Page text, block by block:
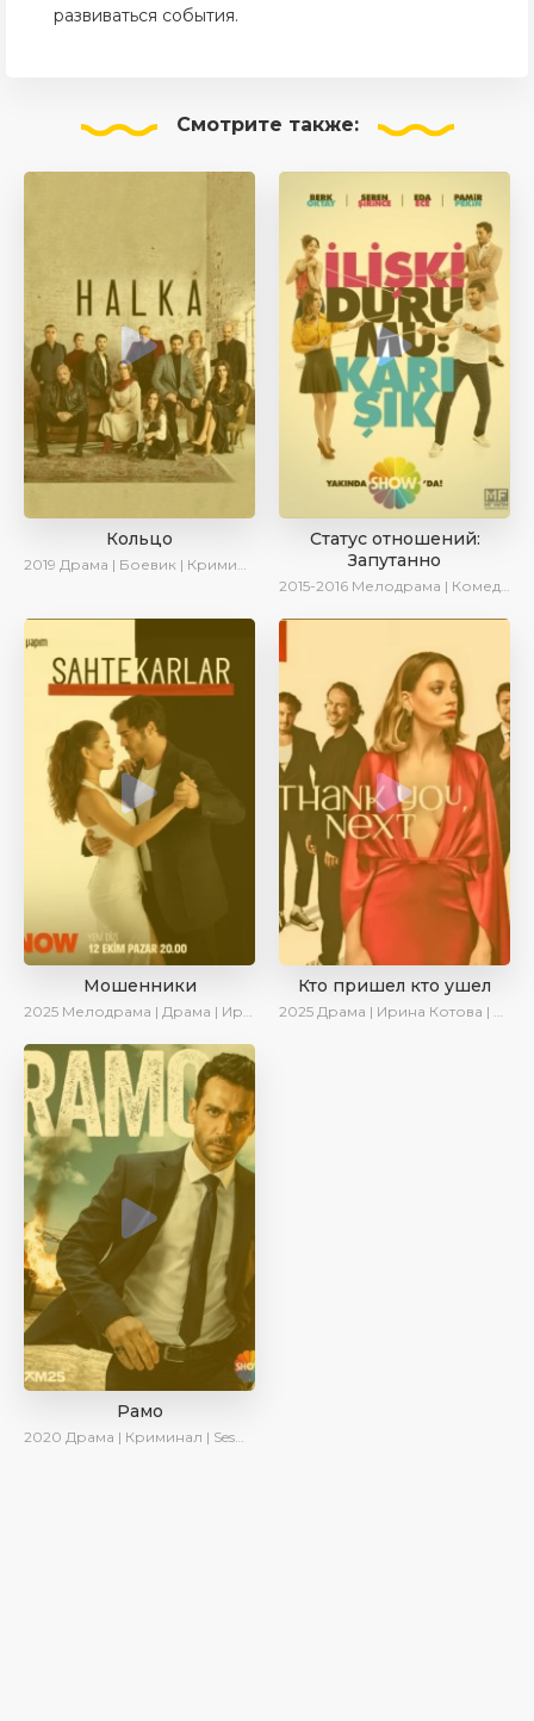
развиваться события.
Смотрите также:
Кольцо
2019 Драма | Боевик | Криминал
Статус отношений:
Запутанно
2015-2016 Мелодрама | Комедия
Мошенники
2025 Мелодрама | Драма | Ирина Котова | AlisaDirilis | Новинки | Сериалы 2025
Кто пришел кто ушел
2025 Драма | Ирина Котова | Новинки | Сериалы 2025
Рамо
2020 Драма | Криминал | SesDizi | Ирина Котова